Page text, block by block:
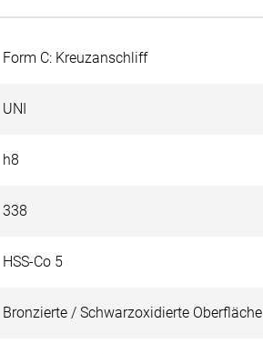
Form C: Kreuzanschliff
UNI
h8
338
HSS-Co 5
Bronzierte / Schwarzoxidierte Oberfläche